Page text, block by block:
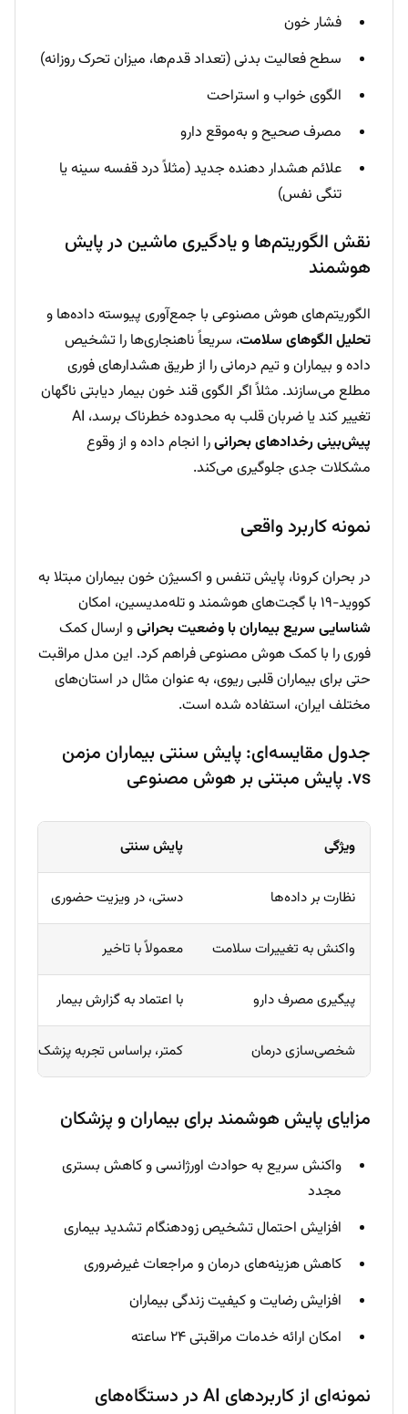
فشار خون
سطح فعالیت بدنی (تعداد قدم‌ها، میزان تحرک روزانه)
الگوی خواب و استراحت
مصرف صحیح و به‌موقع دارو
علائم هشدار دهنده جدید (مثلاً درد قفسه سینه یا
تنگی نفس)
نقش الگوریتم‌ها و یادگیری ماشین در پایش
هوشمند
الگوریتم‌های هوش مصنوعی با جمع‌آوری پیوسته داده‌ها و
تحلیل الگوهای سلامت، سریعاً ناهنجاری‌ها را تشخیص
داده و بیماران و تیم درمانی را از طریق هشدارهای فوری
مطلع می‌سازند. مثلاً اگر الگوی قند خون بیمار دیابتی ناگهان
تغییر کند یا ضربان قلب به محدوده خطرناک برسد، AI
پیش‌بینی رخدادهای بحرانیرا انجام داده و از وقوع
مشکلات جدی جلوگیری می‌کند.
نمونه کاربرد واقعی
در بحران کرونا، پایش تنفس و اکسیژن خون بیماران مبتلا به
کووید-۱۹ با گجت‌های هوشمند و تله‌مدیسین، امکان
شناسایی سریع بیماران با وضعیت بحرانیو ارسال کمک
فوری را با کمک هوش مصنوعی فراهم کرد. این مدل مراقبت
حتی برای بیماران قلبی ریوی، به عنوان مثال در استان‌های
مختلف ایران، استفاده شده است.
جدول مقایسه‌ای: پایش سنتی بیماران مزمن
vs. پایش مبتنی بر هوش مصنوعی
ویژگی پایش سنتی
نظارت بر داده‌ها دستی، در ویزیت حضوری
واکنش به تغییرات سلامت معمولاً با تاخیر
پیگیری مصرف دارو با اعتماد به گزارش بیمار
شخصی‌سازی درمان کمتر، براساس تجربه پزشک
مزایای پایش هوشمند برای بیماران و پزشکان
واکنش سریع به حوادث اورژانسی و کاهش بستری
مجدد
افزایش احتمال تشخیص زودهنگام تشدید بیماری
کاهش هزینه‌های درمان و مراجعات غیرضروری
افزایش رضایت و کیفیت زندگی بیماران
امکان ارائه خدمات مراقبتی ۲۴ ساعته
نمونه‌ای از کاربردهای AI در دستگاه‌های